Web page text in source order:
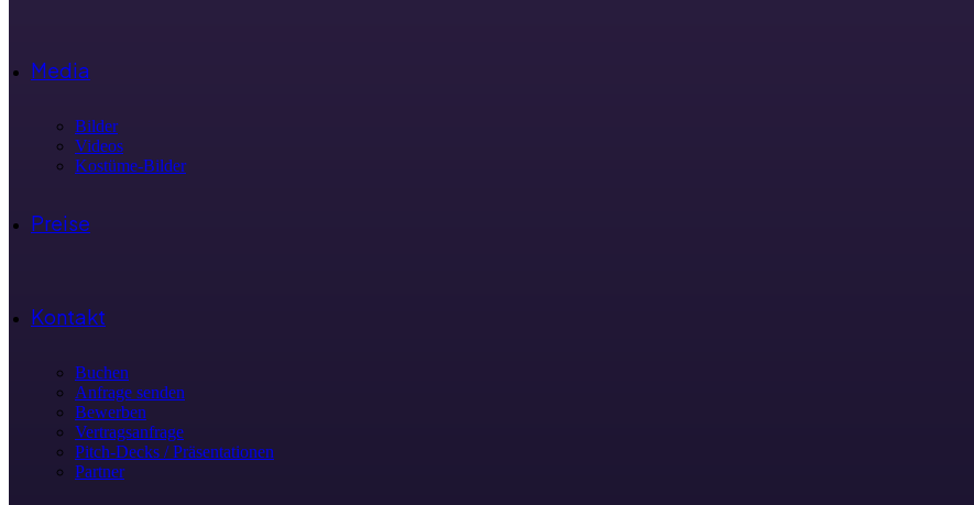
Media
Bilder
Videos
Kostüme-Bilder
Preise
Kontakt
Buchen
Anfrage senden
Bewerben
Vertragsanfrage
Pitch-Decks / Präsentationen
Partner